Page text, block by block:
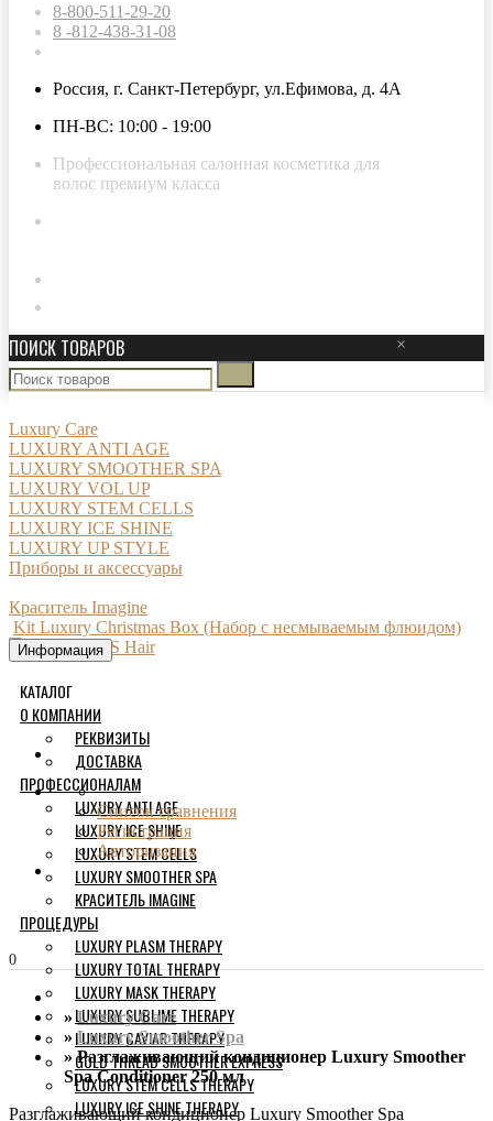
8-800-511-29-20
8 -812-438-31-08
Россия, г. Санкт-Петербург, ул.Ефимова, д. 4А
ПН-ВС: 10:00 - 19:00
Профессиональная салонная косметика для
волос премиум класса
ПОИСК ТОВАРОВ ×
Luxury Care
LUXURY ANTI AGE
LUXURY SMOOTHER SPA
LUXURY VOL UP
LUXURY STEM CELLS
LUXURY ICE SHINE
LUXURY UP STYLE
Приборы и аксессуары
Краситель Imagine
Kit Luxury Christmas Box (Набор с несмываемым флюидом)
Информация
КАТАЛОГ
О КОМПАНИИ
РЕКВИЗИТЫ
ДОСТАВКА
ПРОФЕССИОНАЛАМ
LUXURY ANTI AGE
LUXURY ICE SHINE
LUXURY STEM CELLS
LUXURY SMOOTHER SPA
КРАСИТЕЛЬ IMAGINE
ПРОЦЕДУРЫ
LUXURY PLASM THERAPY
LUXURY TOTAL THERAPY
LUXURY MASK THERAPY
LUXURY SUBLIME THERAPY
LUXURY CAVIAR THERAPY
GOLD THREAD SMOOTHER EXPRESS
LUXURY STEM CELLS THERAPY
LUXURY ICE SHINE THERAPY
Список сравнения
Регистрация
Авторизация
0
Luxury Care
Luxury Smoother Spa
Разглаживающий кондиционер Luxury Smoother
Spa Conditioner 250 мл
Разглаживающий кондиционер Luxury Smoother Spa